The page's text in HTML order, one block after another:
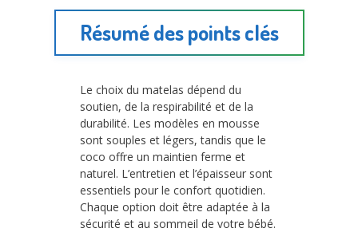
Résumé des points clés
Le choix du matelas dépend du
soutien, de la respirabilité et de la
durabilité. Les modèles en mousse
sont souples et légers, tandis que le
coco offre un maintien ferme et
naturel. L’entretien et l’épaisseur sont
essentiels pour le confort quotidien.
Chaque option doit être adaptée à la
sécurité et au sommeil de votre bébé.